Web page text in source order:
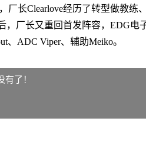
长Clearlove经历了转型做教练
，厂长又重回首发阵容，EDG电
、ADC Viper、辅助Meiko。
有了！